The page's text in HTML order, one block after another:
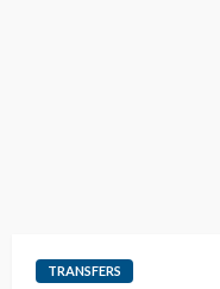
TRANSFERS